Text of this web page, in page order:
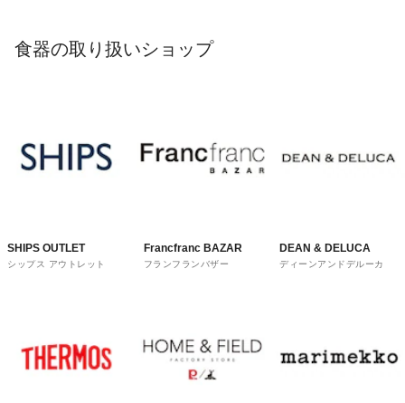
食器の取り扱いショップ
SHIPS OUTLET
シップス アウトレット
Francfranc BAZAR
フランフランバザー
DEAN & DELUCA
ディーンアンドデルーカ